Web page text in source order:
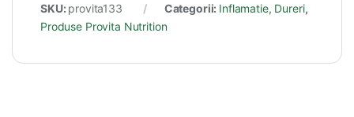
SKU: provita133 Categorii: Inflamatie, Dureri,
Produse Provita Nutrition